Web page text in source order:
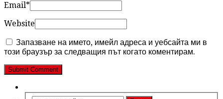
Email*
Website
Запазване на името, имейл адреса и уебсайта ми в
този браузър за следващия път когато коментирам.